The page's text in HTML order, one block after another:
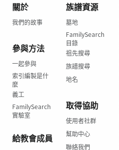
關於
我們的故事
參與方法
一起參與
索引編製是什
麼
義工
FamilySearch
實驗室
給教會成員
族譜資源
墓地
FamilySearch
目錄
祖先搜尋
族譜搜尋
地名
取得協助
使用者社群
幫助中心
聯絡我們